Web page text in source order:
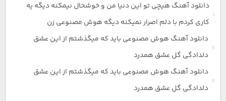
دانلود آهنگ هیچی تو این دنیا من و خوشحال نیمکنه دیگه یه
کاری کردم با دلم اصرار نمیکنه دیگه هوش مصنوعی زن
دانلود آهنگ هوش مصنوعی باید که میگذشتم از این عشق
دلدادگی گل عشق همدرد
دانلود آهنگ هوش مصنوعی باید که میگذشتم از این عشق
دلدادگی گل عشق همدرد